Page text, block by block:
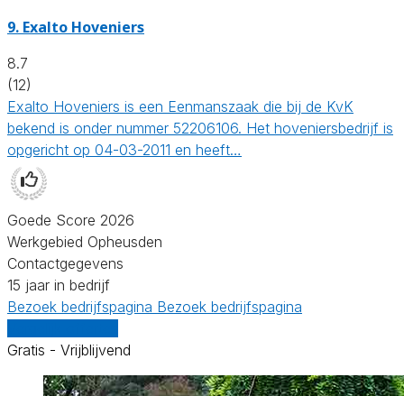
9. Exalto Hoveniers
8.7
(12)
Exalto Hoveniers is een Eenmanszaak die bij de KvK
bekend is onder nummer 52206106. Het hoveniersbedrijf is
opgericht op 04-03-2011 en heeft…
Goede Score 2026
Werkgebied Opheusden
Contactgegevens
15 jaar in bedrijf
Bezoek bedrijfspagina Bezoek bedrijfspagina
Gratis - Vrijblijvend